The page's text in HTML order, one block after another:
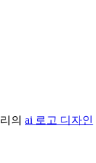
의 ai 로고 디자인